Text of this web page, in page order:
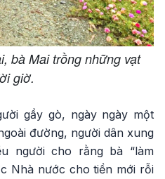
bà Mai trồng những vạt
giờ.
gầy gò, ngày ngày một
đường, người dân xung
người cho rằng bà “làm
Nhà nước cho tiền mới rỗi